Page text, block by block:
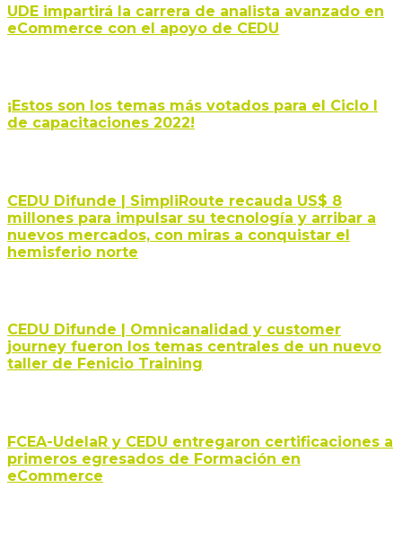
UDE impartirá la carrera de analista avanzado en
eCommerce con el apoyo de CEDU
¡Estos son los temas más votados para el Ciclo I
de capacitaciones 2022!
CEDU Difunde | SimpliRoute recauda US$ 8
millones para impulsar su tecnología y arribar a
nuevos mercados, con miras a conquistar el
hemisferio norte
CEDU Difunde | Omnicanalidad y customer
journey fueron los temas centrales de un nuevo
taller de Fenicio Training
FCEA-UdelaR y CEDU entregaron certificaciones a
primeros egresados de Formación en
eCommerce